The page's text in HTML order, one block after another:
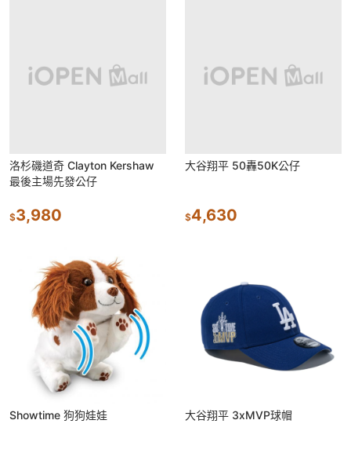
洛杉磯道奇 Clayton Kershaw
最後主場先發公仔
$3,980
大谷翔平 50轟50K公仔
$4,630
Showtime 狗狗娃娃 大谷翔平 3xMVP球帽